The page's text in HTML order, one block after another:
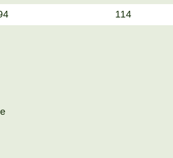
114